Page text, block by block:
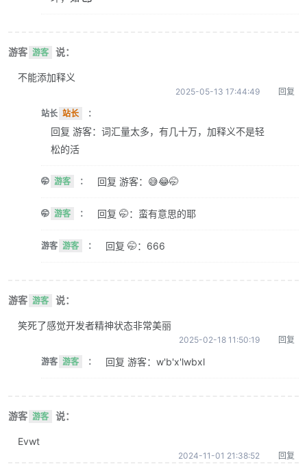
游客 游客 说：
不能添加释义
2025-05-13 17:44:49 回复
站长 站长 ：
回复 游客：词汇量太多，有几十万，加释义不是轻
松的活
🤭 游客 ： 回复 游客：😅😂🤭
🤭 游客 ： 回复 🤭：蛮有意思的耶
游客 游客 ： 回复 🤭：666
游客 游客 说：
笑死了感觉开发者精神状态非常美丽
2025-02-18 11:50:19 回复
游客 游客 ： 回复 游客：w'b'x'lwbxl
游客 游客 说：
Evwt
2024-11-01 21:38:52 回复